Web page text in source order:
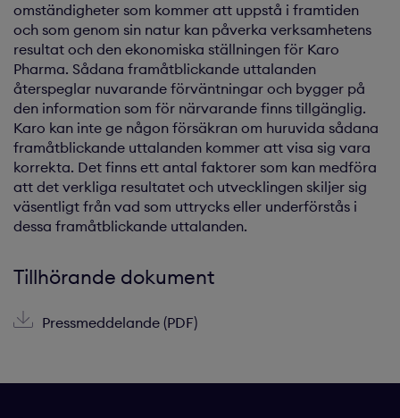
omständigheter som kommer att uppstå i framtiden
och som genom sin natur kan påverka verksamhetens
resultat och den ekonomiska ställningen för Karo
Pharma. Sådana framåtblickande uttalanden
återspeglar nuvarande förväntningar och bygger på
den information som för närvarande finns tillgänglig.
Karo kan inte ge någon försäkran om huruvida sådana
framåtblickande uttalanden kommer att visa sig vara
korrekta. Det finns ett antal faktorer som kan medföra
att det verkliga resultatet och utvecklingen skiljer sig
väsentligt från vad som uttrycks eller underförstås i
dessa framåtblickande uttalanden.
Tillhörande dokument
Pressmeddelande (PDF)